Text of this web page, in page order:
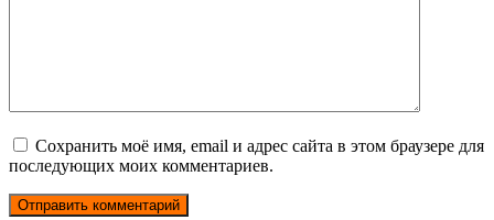
Сохранить моё имя, email и адрес сайта в этом браузере для
последующих моих комментариев.